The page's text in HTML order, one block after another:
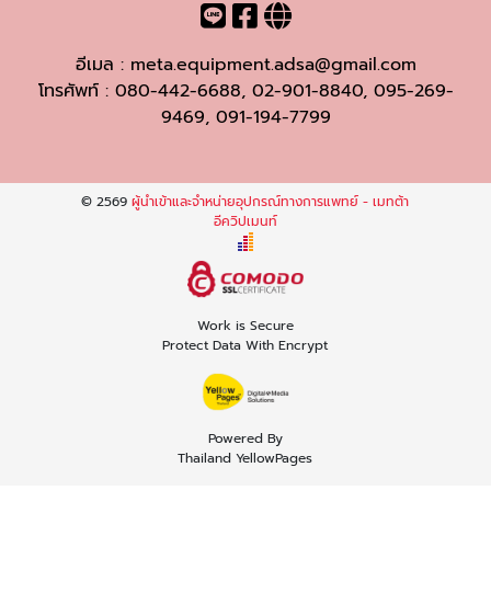
อีเมล : meta.equipment.adsa@gmail.com
โทรศัพท์ : 080-442-6688, 02-901-8840, 095-269-
9469, 091-194-7799
© 2569ผู้นำเข้าและจำหน่ายอุปกรณ์ทางการแพทย์ - เมทต้า
อีควิปเมนท์
Work is Secure
Protect Data With Encrypt
Powered By
Thailand YellowPages